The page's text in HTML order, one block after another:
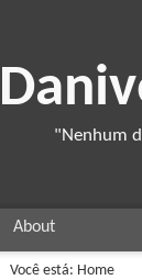
"Nenhum
About
Você está: Home